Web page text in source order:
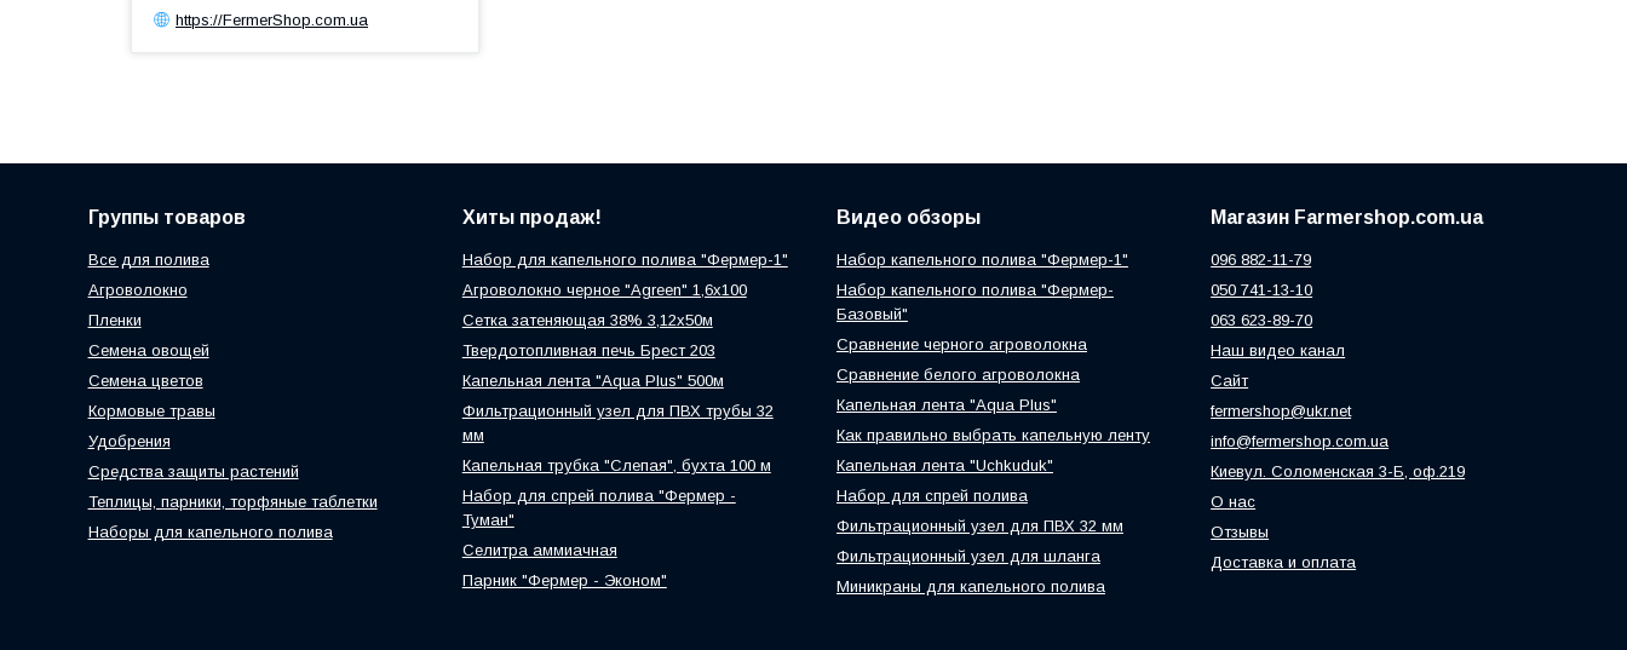
https://FermerShop.com.ua
Группы товаров
Все для полива
Агроволокно
Пленки
Семена овощей
Семена цветов
Кормовые травы
Удобрения
Средства защиты растений
Теплицы, парники, торфяные таблетки
Наборы для капельного полива
Хиты продаж!
Набор для капельного полива "Фермер-1"
Агроволокно черное "Agreen" 1,6х100
Сетка затеняющая 38% 3,12х50м
Твердотопливная печь Брест 203
Капельная лента "Aqua Plus" 500м
Фильтрационный узел для ПВХ трубы 32
мм
Капельная трубка "Слепая", бухта 100 м
Набор для спрей полива "Фермер -
Туман"
Селитра аммиачная
Парник "Фермер - Эконом"
Видео обзоры
Набор капельного полива "Фермер-1"
Набор капельного полива "Фермер-
Базовый"
Сравнение черного агроволокна
Сравнение белого агроволокна
Капельная лента "Aqua Plus"
Как правильно выбрать капельную ленту
Капельная лента "Uchkuduk"
Набор для спрей полива
Фильтрационный узел для ПВХ 32 мм
Фильтрационный узел для шланга
Миникраны для капельного полива
Магазин Farmershop.com.ua
096 882-11-79
050 741-13-10
063 623-89-70
Наш видео канал
Сайт
fermershop@ukr.net
info@fermershop.com.ua
Киевул. Соломенская 3-Б, оф.219
О нас
Отзывы
Доставка и оплата